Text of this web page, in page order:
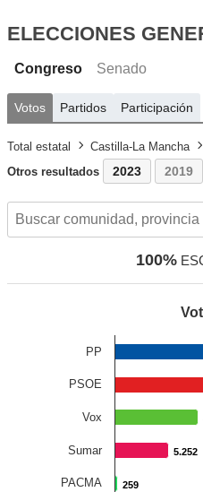
ELECCIONES
Congreso Senado
Votos Partidos Participación
Total estatal Castilla-La Mancha
Otros resultados
2023 2019
100%
5.252
5.252
259
259
PP
PSOE
Vox
Sumar
PACMA